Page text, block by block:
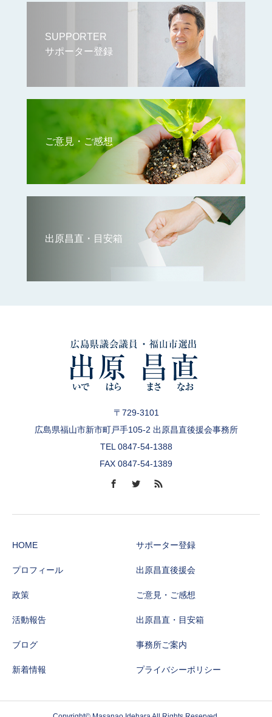
SUPPORTER
サポーター登録
ご意見・ご感想
出原昌直・目安箱
〒729-3101
広島県福山市新市町戸手105-2 出原昌直後援会事務所
TEL 0847-54-1388
FAX 0847-54-1389
HOME
プロフィール
政策
活動報告
ブログ
新着情報
サポーター登録
出原昌直後援会
ご意見・ご感想
出原昌直・目安箱
事務所ご案内
プライバシーポリシー